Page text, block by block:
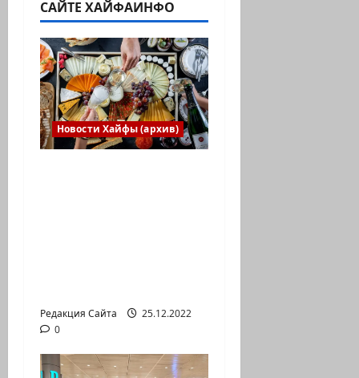
САЙТЕ ХАЙФАИНФО
Новости Хайфы (архив)
Редакция Сайта
25.12.2022
0